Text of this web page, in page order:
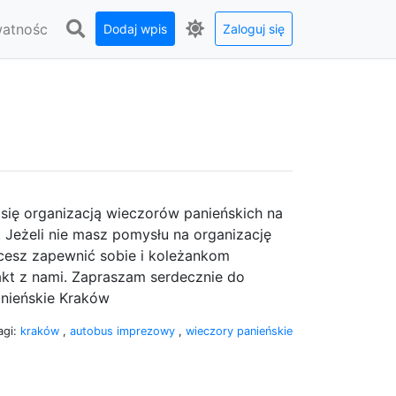
Dodaj wpis Zaloguj się
organizacją wieczorów panieńskich na
nie masz pomysłu na organizację
zapewnić sobie i koleżankom
z nami. Zapraszam serdecznie do
Kraków
kraków , autobus imprezowy , wieczory panieńskie